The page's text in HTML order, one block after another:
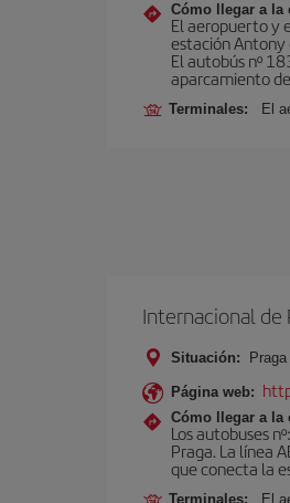
Cómo llegar a la
El aeropuerto y
estación Antony
El autobús nº
aparcamiento
Terminales: El
Internacional de
Situación: Praga
Página web:
Cómo llegar a la
Los autobuses
Praga. La línea
que conecta la
Terminales: El